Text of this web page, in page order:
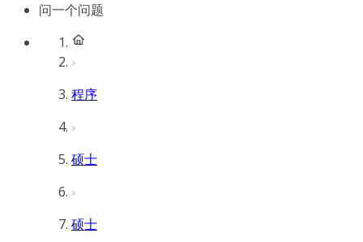
问一个问题
程序
硕士
硕士